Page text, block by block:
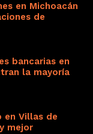
en Michoacán
de
bancarias en
la mayoría
en Villas de
mejor